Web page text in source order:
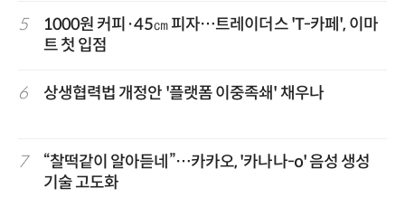
5
1000원 커피·45㎝ 피자…트레이더스 'T-카페', 이마
트 첫 입점
6 상생협력법 개정안 '플랫폼 이중족쇄' 채우나
7
“찰떡같이 알아듣네”…카카오, '카나나-o' 음성 생성
기술 고도화